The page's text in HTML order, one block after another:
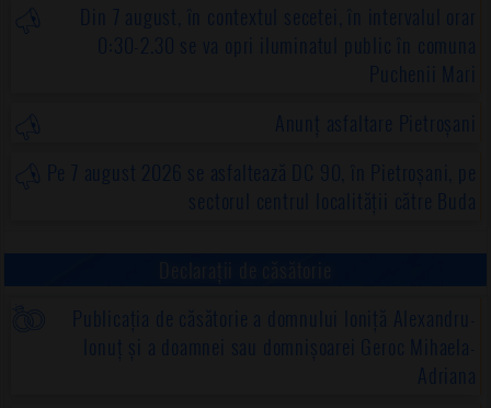
Din 7 august, în contextul secetei, în intervalul orar
0:30-2.30 se va opri iluminatul public în comuna
Puchenii Mari
Anunț asfaltare Pietroșani
Pe 7 august 2026 se asfaltează DC 90, în Pietroșani, pe
sectorul centrul localității către Buda
Publicația de căsătorie a domnului Ioniță Alexandru-
Ionuț și a doamnei sau domnișoarei Geroc Mihaela-
Adriana